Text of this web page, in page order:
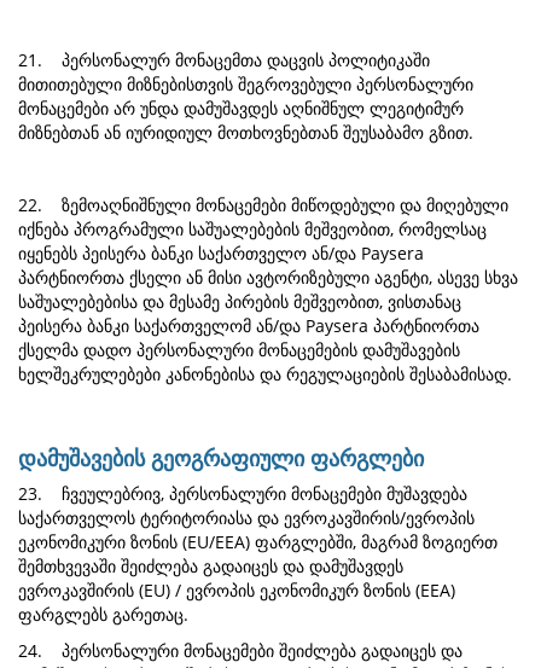
21. პერსონალურ მონაცემთა დაცვის პოლიტიკაში
მითითებული მიზნებისთვის შეგროვებული პერსონალური
მონაცემები არ უნდა დამუშავდეს აღნიშნულ ლეგიტიმურ
მიზნებთან ან იურიდიულ მოთხოვნებთან შეუსაბამო გზით.
22. ზემოაღნიშნული მონაცემები მიწოდებული და მიღებული
იქნება პროგრამული საშუალებების მეშვეობით, რომელსაც
იყენებს პეისერა ბანკი საქართველო ან/და Paysera
პარტნიორთა ქსელი ან მისი ავტორიზებული აგენტი, ასევე სხვა
საშუალებებისა და მესამე პირების მეშვეობით, ვისთანაც
პეისერა ბანკი საქართველომ ან/და Paysera პარტნიორთა
ქსელმა დადო პერსონალური მონაცემების დამუშავების
ხელშეკრულებები კანონებისა და რეგულაციების შესაბამისად.
დამუშავების გეოგრაფიული ფარგლები
23. ჩვეულებრივ, პერსონალური მონაცემები მუშავდება
საქართველოს ტერიტორიასა და ევროკავშირის/ევროპის
ეკონომიკური ზონის (EU/EEA) ფარგლებში, მაგრამ ზოგიერთ
შემთხვევაში შეიძლება გადაიცეს და დამუშავდეს
ევროკავშირის (EU) / ევროპის ეკონომიკურ ზონის (EEA)
ფარგლებს გარეთაც.
24. პერსონალური მონაცემები შეიძლება გადაიცეს და